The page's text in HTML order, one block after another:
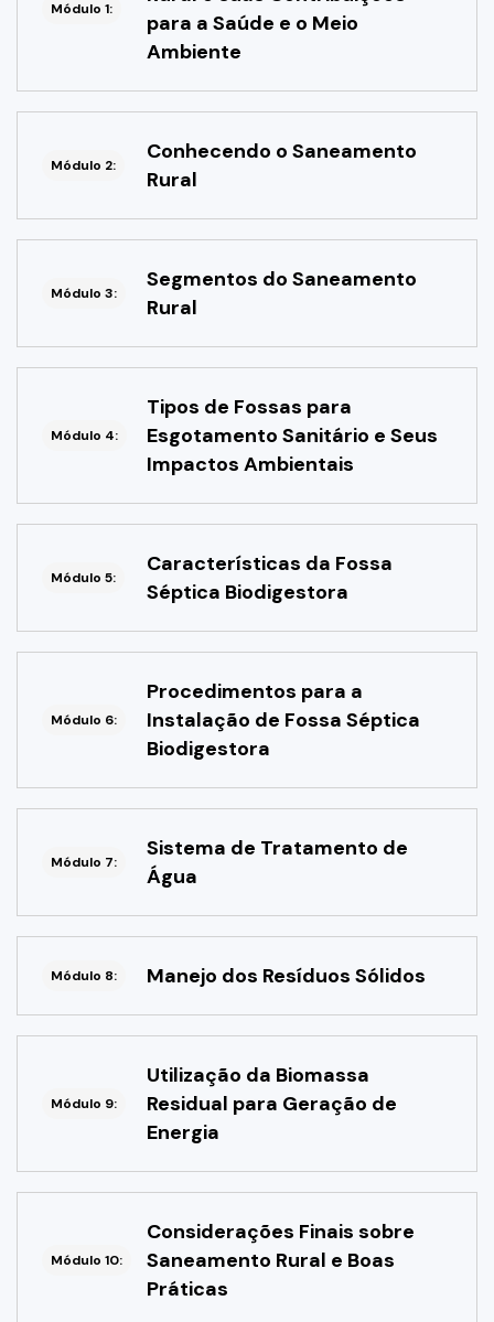
Módulo 1:
para a Saúde e o Meio
Ambiente
Módulo 2:
Conhecendo o Saneamento
Rural
Módulo 3:
Segmentos do Saneamento
Rural
Módulo 4:
Tipos de Fossas para
Esgotamento Sanitário e Seus
Impactos Ambientais
Módulo 5:
Características da Fossa
Séptica Biodigestora
Módulo 6:
Procedimentos para a
Instalação de Fossa Séptica
Biodigestora
Módulo 7:
Sistema de Tratamento de
Água
Módulo 8: Manejo dos Resíduos Sólidos
Módulo 9:
Utilização da Biomassa
Residual para Geração de
Energia
Módulo 10:
Considerações Finais sobre
Saneamento Rural e Boas
Práticas